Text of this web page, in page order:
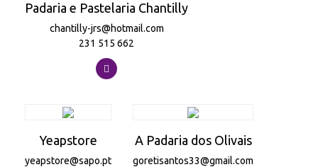
Padaria e Pastelaria Chantilly
chantilly-jrs@hotmail.com
231 515 662
Yeapstore
yeapstore@sapo.pt
A Padaria dos Olivais
goretisantos33@gmail.com